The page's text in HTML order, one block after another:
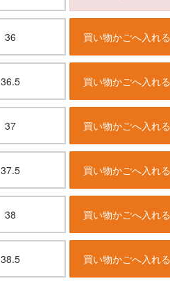
36 買い物かごへ入れる
36.5 買い物かごへ入れる
37 買い物かごへ入れる
37.5 買い物かごへ入れる
38 買い物かごへ入れる
38.5 買い物かごへ入れる